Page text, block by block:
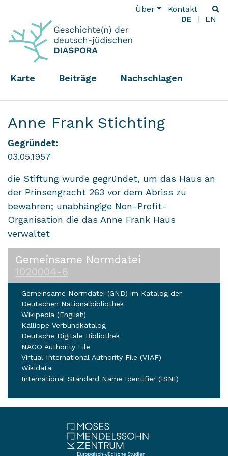
Über
Kontakt
DE
EN
Karte Beiträge Nachschlagen
Anne Frank Stichting
Gegründet:
03.05.1957
die Stiftung wurde gegründet, um das Haus an
der Prinsengracht 263 vor dem Abriss zu
bewahren; unabhängige Non-Profit-
Organisation die das Anne Frank Haus
verwaltet
Gemeinsame Normdatei
1020004-6
Gemeinsame Normdatei (GND) im Katalog der
Deutschen Nationalbibliothek
Wikipedia (English)
Kalliope Verbundkatalog
Deutsche Digitale Bibliothek
NACO Authority File
Virtual International Authority File (VIAF)
Wikidata
International Standard Name Identifier (ISNI)